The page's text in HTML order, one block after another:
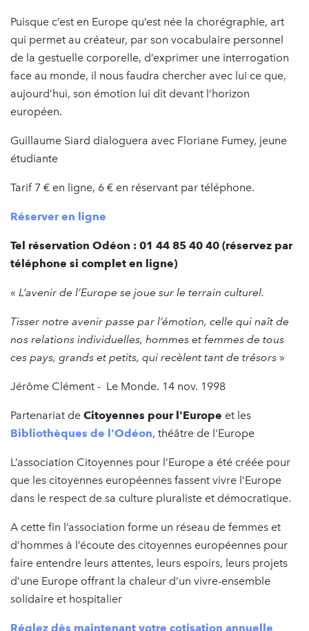
Puisque c’est en Europe qu’est née la chorégraphie, art
qui permet au créateur, par son vocabulaire personnel
de la gestuelle corporelle, d’exprimer une interrogation
face au monde, il nous faudra chercher avec lui ce que,
aujourd’hui, son émotion lui dit devant l‘horizon
européen.
Guillaume Siard dialoguera avec Floriane Fumey, jeune
étudiante
Tarif 7 € en ligne, 6 € en réservant par téléphone.
Réserver en ligne
Tel réservation Odéon : 01 44 85 40 40 (réservez par
téléphone si complet en ligne)
« L’avenir de l’Europe se joue sur le terrain culturel.
Tisser notre avenir passe par l’émotion, celle qui naît de
nos relations individuelles, hommes et femmes de tous
ces pays, grands et petits, qui recèlent tant de trésors »
Jérôme Clément - Le Monde. 14 nov. 1998
Partenariat de Citoyennes pour l'Europe et les
Bibliothèques de l'Odéon, théâtre de l'Europe
L’association Citoyennes pour l’Europe a été créée pour
que les citoyennes européennes fassent vivre l’Europe
dans le respect de sa culture pluraliste et démocratique.
A cette fin l’association forme un réseau de femmes et
d’hommes à l’écoute des citoyennes européennes pour
faire entendre leurs attentes, leurs espoirs, leurs projets
d’une Europe offrant la chaleur d’un vivre-ensemble
solidaire et hospitalier
Réglez dès maintenant votre cotisation annuelle